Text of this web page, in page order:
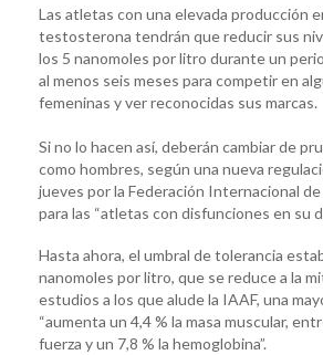
Las atletas con una elevada producción
testosterona tendrán que reducir sus
los 5 nanomoles por litro durante un
al menos seis meses para competir en
femeninas y ver reconocidas sus marcas.
Si no lo hacen así, deberán cambiar de
como hombres, según una nueva
jueves por la Federación Internacional
para las “atletas con disfunciones en su
Hasta ahora, el umbral de tolerancia
nanomoles por litro, que se reduce a la
estudios a los que alude la IAAF, una
“aumenta un 4,4 % la masa muscular,
fuerza y un 7,8 % la hemoglobina”.